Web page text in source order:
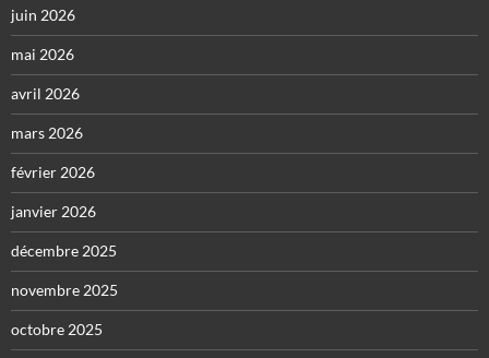
juin 2026
mai 2026
avril 2026
mars 2026
février 2026
janvier 2026
décembre 2025
novembre 2025
octobre 2025